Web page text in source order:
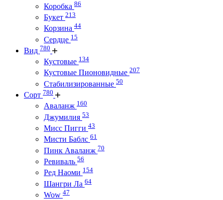
Коробка 86
Букет 213
Корзина 44
Сердце 15
Вид 780
Кустовые 134
Кустовые Пионовидные 207
Стабилизированные 50
Сорт 780
Аваланж 160
Джумилия 53
Мисс Пигги 43
Мисти Баблс 61
Пинк Аваланж 70
Ревиваль 56
Ред Наоми 154
Шангри Ла 64
Wow 47